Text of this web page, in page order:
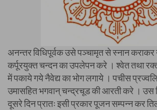
अनन्तर विधिपूर्वक उसे पञ्चामृत से स्नान कराकर
कर्पूरयुक्त चन्दन का उपलेपन करे । श्वेत तथा
में पकाये गये नैवेद्य का भोग लगाये । पचीस
उमासहित भगवान् चन्द्रचूड की आरती करे । उस
दूसरे दिन प्रातः इसी प्रकार पूजन सम्पन्न कर